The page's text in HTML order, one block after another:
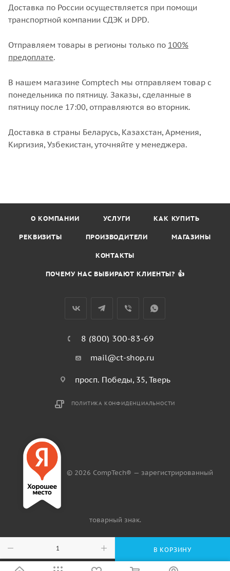
В КОРЗИНУ
Доставка по России осуществляется при помощи
транспортной компании СДЭК и DPD.
Отправляем товары в регионы только по 100%
предоплате.
В нашем магазине Comptech мы отправляем товар с
понедельника по пятницу. Заказы, сделанные в
пятницу после 17:00, отправляются во вторник.
Доставка в страны Беларусь, Казахстан, Армения,
Киргизия, Узбекистан, уточняйте у менеджера.
О КОМПАНИИ УСЛУГИ КАК КУПИТЬ
РЕКВИЗИТЫ ПРОИЗВОДИТЕЛИ МАГАЗИНЫ
КОНТАКТЫ
ПОЧЕМУ НАС ВЫБИРАЮТ КЛИЕНТЫ? 👍
8 (800) 300-83-69
mail@ct-shop.ru
просп. Победы, 35, Тверь
ПОЛИТИКА КОНФИДЕНЦИАЛЬНОСТИ
© 2026 CompTech® — зарегистрированный
товарный знак.